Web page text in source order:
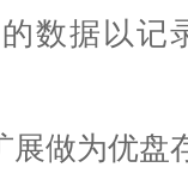
数据以记
展做为优盘